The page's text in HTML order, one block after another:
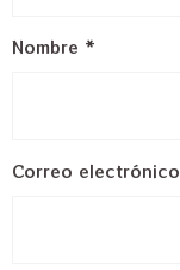
Nombre *
Correo electrónico